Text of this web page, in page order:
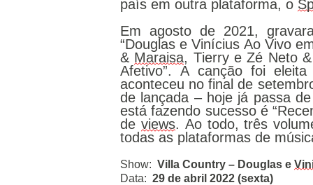
país em outra plataforma, o
Em agosto de 2021,
“Douglas e Vinícius Ao Vivo
& Maraisa, Tierry e Zé Neto
Afetivo”. A canção foi
aconteceu no final de
de lançada – hoje já passa
está fazendo sucesso é
de views. Ao todo, três
todas as plataformas de
Show: Villa Country – Douglas e
Data: 29 de abril 2022 (sexta)